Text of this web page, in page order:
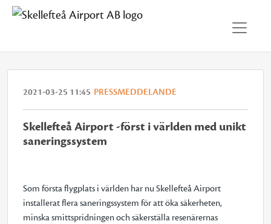
2021-03-25 11:45 PRESSMEDDELANDE
Skellefteå Airport -först i världen med unikt
saneringssystem
Som första flygplats i världen har nu Skellefteå Airport
installerat flera saneringssystem för att öka säkerheten,
minska smittspridningen och säkerställa resenärernas